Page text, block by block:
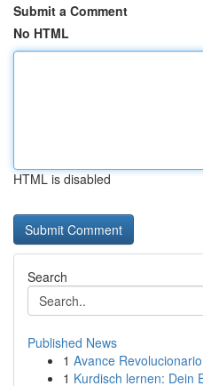
Submit a Comment
No HTML
HTML is disabled
Search
Published News
1 Avance
1 Kurdisch lernen: Dein